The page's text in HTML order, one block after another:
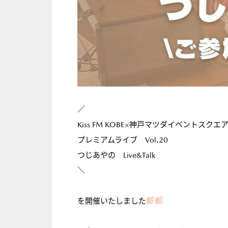
／
Kiss FM KOBE×神戸マツダイベントスクエア
プレミアムライブ Vol.20
つじあやの Live&Talk
＼
を開催いたしました